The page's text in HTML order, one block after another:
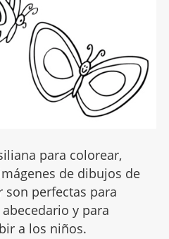
para colorear,
de dibujos de
perfectas para
y para
a los niños.